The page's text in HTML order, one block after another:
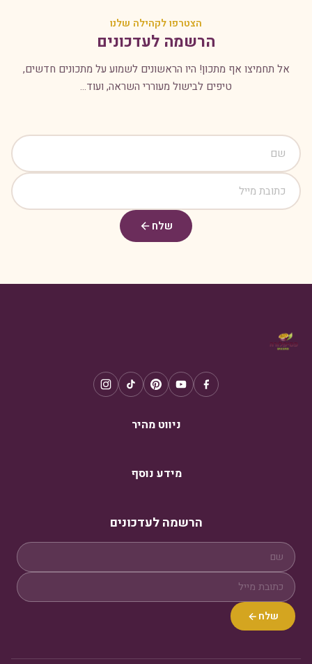
הצטרפו לקהילה שלנו
הרשמה לעדכונים
אל תחמיצו אף מתכון! היו הראשונים לשמוע על מתכונים חדשים,
טיפים לבישול מעוררי השראה, ועוד...
שלח
ניווט מהיר
מידע נוסף
הרשמה לעדכונים
שלח